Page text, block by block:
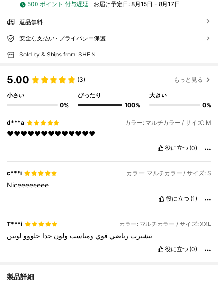
500 ポイント 付与遅延 お届け予定日: 8月15日 - 8月17日
返品無料
安全な支払い · プライバシー保護
Sold by & Ships from: SHEIN
5.00 (3) もっと見る
小さい
0%
ぴったり
100%
大きい
0%
d***a カラー: マルチカラー / サイズ: M
❤️❤️❤️❤️❤️❤️❤️❤️❤️❤️❤️❤️❤️
役に立つ (0)
c***i カラー: マルチカラー / サイズ: S
Niceeeeeeee
役に立つ (1)
T***i カラー: マルチカラー / サイズ: XXL
تيشيرت رياضي قوي ومناسب ولون جدا حلووو لونين
役に立つ (0)
製品詳細